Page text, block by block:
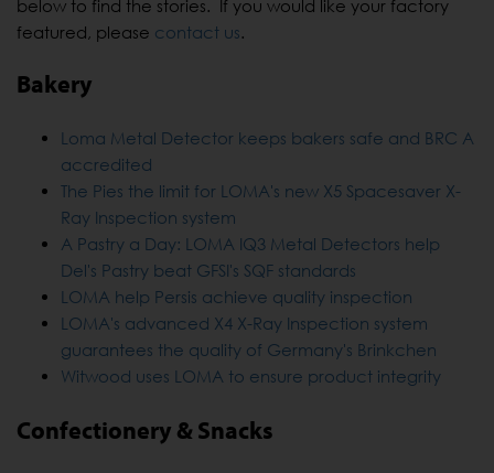
below to find the stories. If you would like your factory
featured, please contact us.
Bakery
Loma Metal Detector keeps bakers safe and BRC A
accredited
The Pies the limit for LOMA's new X5 Spacesaver X-
Ray Inspection system
A Pastry a Day: LOMA IQ3 Metal Detectors help
Del's Pastry beat GFSI's SQF standards
LOMA help Persis achieve quality inspection
LOMA's advanced X4 X-Ray Inspection system
guarantees the quality of Germany's Brinkchen
Witwood uses LOMA to ensure product integrity
Confectionery & Snacks